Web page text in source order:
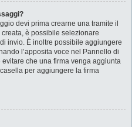
devi prima crearne una tramite il
è possibile selezionare
invio. È inoltre possibile aggiungere
l’apposita voce nel Pannello di
che una firma venga aggiunta
per aggiungere la firma